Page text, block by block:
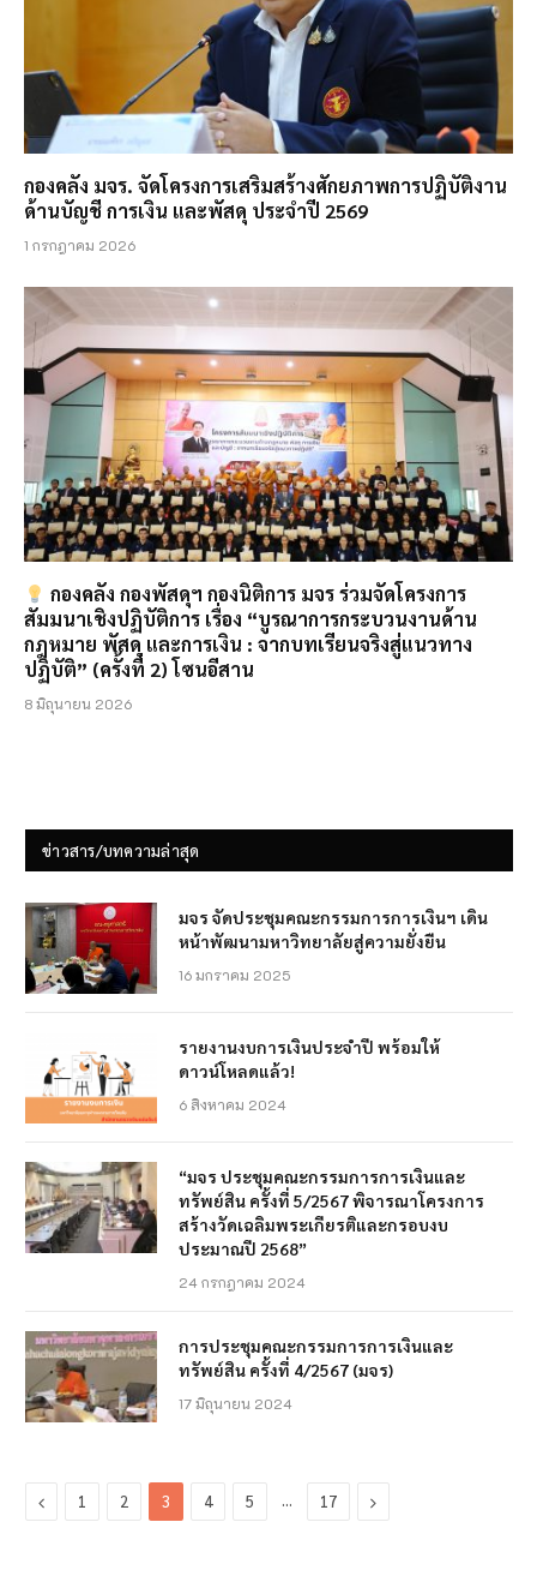
กองคลัง มจร. จัดโครงการเสริมสร้างศักยภาพการปฏิบัติงาน
ด้านบัญชี การเงิน และพัสดุ ประจำปี 2569
1 กรกฎาคม 2026
กองคลัง กองพัสดุฯ กองนิติการ มจร ร่วมจัดโครงการ
สัมมนาเชิงปฏิบัติการ เรื่อง “บูรณาการกระบวนงานด้าน
กฎหมาย พัสดุ และการเงิน : จากบทเรียนจริงสู่แนวทาง
ปฏิบัติ” (ครั้งที่ 2) โซนอีสาน
8 มิถุนายน 2026
ข่าวสาร/บทความล่าสุด
มจร จัดประชุมคณะกรรมการการเงินฯ เดิน
หน้าพัฒนามหาวิทยาลัยสู่ความยั่งยืน
16 มกราคม 2025
รายงานงบการเงินประจำปี พร้อมให้
ดาวน์โหลดแล้ว!
6 สิงหาคม 2024
“มจร ประชุมคณะกรรมการการเงินและ
ทรัพย์สิน ครั้งที่ 5/2567 พิจารณาโครงการ
สร้างวัดเฉลิมพระเกียรติและกรอบงบ
ประมาณปี 2568”
24 กรกฎาคม 2024
การประชุมคณะกรรมการการเงินและ
ทรัพย์สิน ครั้งที่ 4/2567 (มจร)
17 มิถุนายน 2024
Previous
1 2 3 4 5 … 17 Next